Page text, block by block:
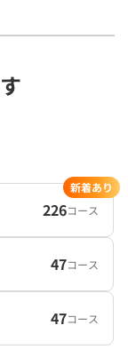
226コース
新着あり
47コース
47コース